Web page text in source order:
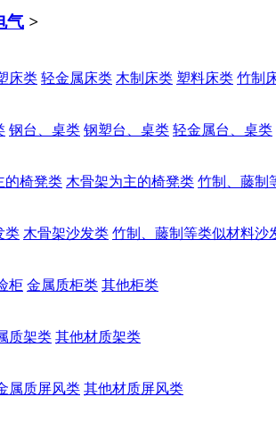
气 >
床类 轻金属床类 木制床类 塑料床类 竹制
钢台、桌类 钢塑台、桌类 轻金属台、桌类
的椅凳类 木骨架为主的椅凳类 竹制、藤制
类 木骨架沙发类 竹制、藤制等类似材料沙
柜 金属质柜类 其他柜类
质架类 其他材质架类
属质屏风类 其他材质屏风类